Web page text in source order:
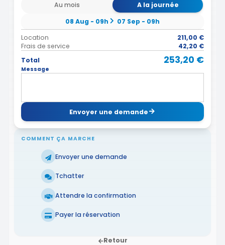
Au mois
A la journée
08 Aug - 09h
07 Sep - 09h
Location
211,00 €
Frais de service
42,20 €
Total
253,20 €
Message
Envoyer une demande
COMMENT ÇA MARCHE
Envoyer une demande
Tchatter
Attendre la confirmation
Payer la réservation
Retour